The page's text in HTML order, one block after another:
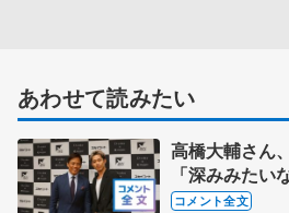
あわせて読みたい
高橋大輔さん
「深みみたい
る？」 〝兄
コメント全文